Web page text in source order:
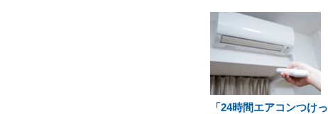
「24時間エアコンつけっ